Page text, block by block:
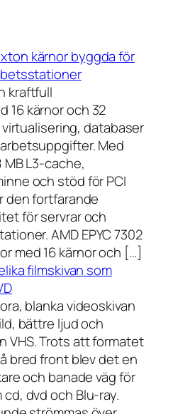
kärnor byggda för
kraftfull
16 kärnor och 32
databaser
Med
L3-cache,
och stöd för PCI
den fortfarande
för servrar och
AMD EPYC 7302
med 16 kärnor och […]
filmskivan som
blanka videoskivan
bättre ljud och
VHS. Trots att formatet
bred front blev det en
och banade väg för
dvd och Blu-ray.